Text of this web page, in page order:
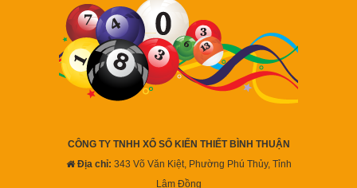
CÔNG TY TNHH XỔ SỐ KIẾN THIẾT BÌNH THUẬN
Địa chỉ: 343 Võ Văn Kiệt, Phường Phú Thủy, Tỉnh
Lâm Đồng